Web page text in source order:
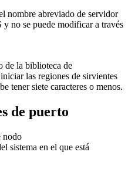
nombre abreviado de servidor
y no se puede modificar a través
de la biblioteca de
las regiones de sirvientes
tener siete caracteres o menos.
de puerto
nodo
sistema en el que está